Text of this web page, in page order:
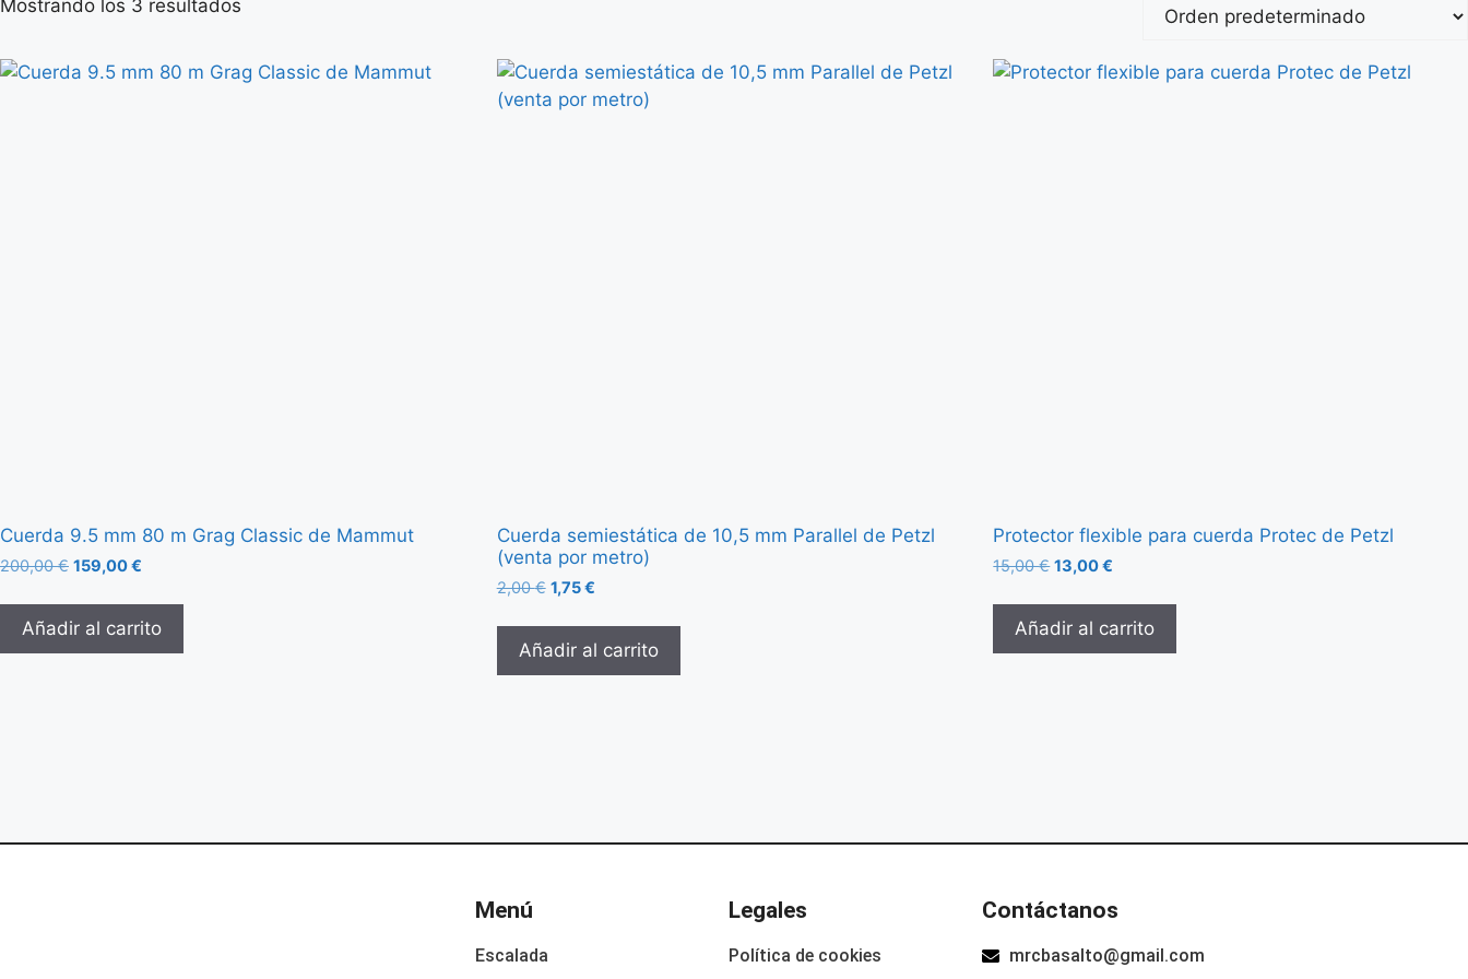
Mostrando los 3 resultados
Cuerda 9.5 mm 80 m Grag Classic de Mammut
200,00€ 159,00€
Añadir al carrito
Cuerda semiestática de 10,5 mm Parallel de Petzl
(venta por metro)
2,00€ 1,75€
Añadir al carrito
Protector flexible para cuerda Protec de Petzl
15,00€ 13,00€
Añadir al carrito
Menú
Escalada
Legales
Política de cookies
Contáctanos
mrcbasalto@gmail.com